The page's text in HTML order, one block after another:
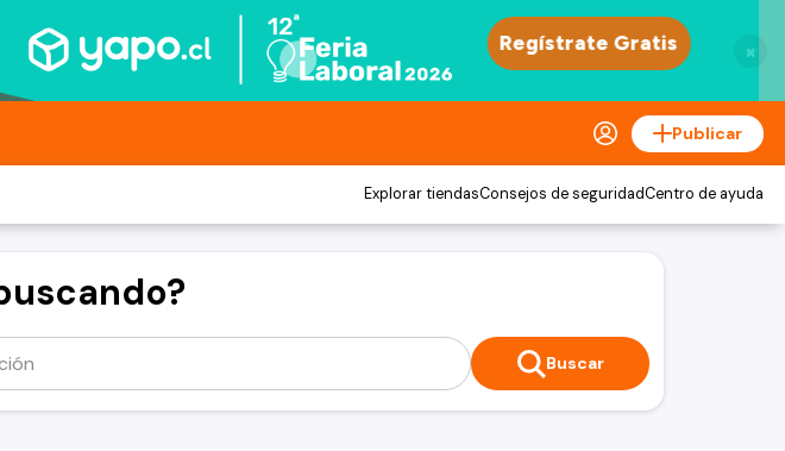
×
Publicar
Explorar tiendasConsejos de seguridadCentro de ayuda
Buscar